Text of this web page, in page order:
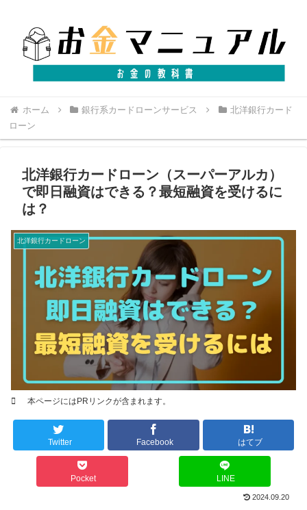
ホーム 銀行系カードローンサービス
北洋銀行カード
ローン
北洋銀行カードローン（スーパーアルカ）
で即日融資はできる？最短融資を受けるに
は？
本ページにはPRリンクが含まれます。
北洋銀行カードローン
Twitter Facebook はてブ
Pocket LINE
2024.09.20